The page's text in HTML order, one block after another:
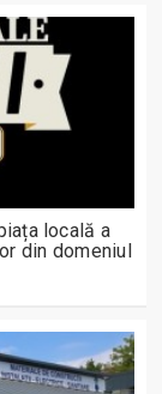
locală a
din domeniul